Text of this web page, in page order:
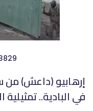
إرهابيو (داعش) من
في البادية..